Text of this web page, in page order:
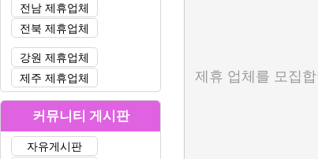
제휴 업체를 모집
전남 제휴업체
전북 제휴업체
강원 제휴업체
제주 제휴업체
커뮤니티 게시판
자유게시판